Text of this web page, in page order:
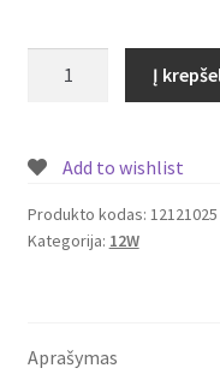
LED
šviestuvas/panelė
su
12121025
Į
Add to wishlist
Produkto kodas: 12121025
Kategorija: 12W
Aprašymas